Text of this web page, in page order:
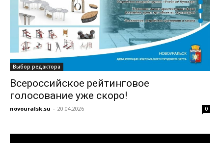
Выбор редактора
Всероссийское рейтинговое
голосование уже скоро!
novouralsk.su - 20.04.2026 0